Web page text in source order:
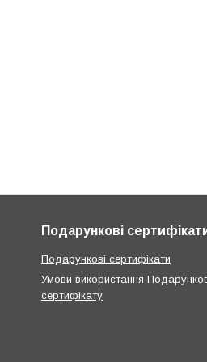
Подарункові
Подарункові сертифікати
Умови використання
сертифікату